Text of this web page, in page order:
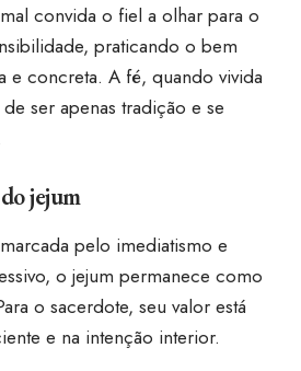
convida o fiel a olhar para o
praticando o bem
e concreta. A fé, quando vivida
ser apenas tradição e se
jejum
pelo imediatismo e
o jejum permanece como
o sacerdote, seu valor está
e na intenção interior.